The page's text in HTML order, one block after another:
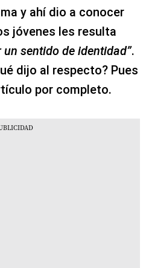
y ahí dio a conocer
jóvenes les resulta
sentido de identidad”.
dijo al respecto? Pues
por completo.